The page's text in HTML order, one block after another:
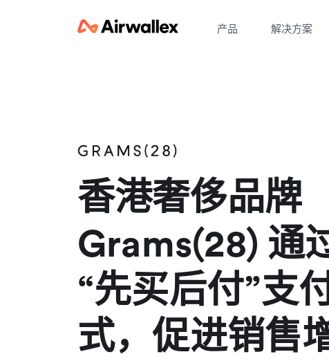
产品 解决方案
香港奢侈品牌
Grams(28) 通
“先买后付”支
式，促进销售